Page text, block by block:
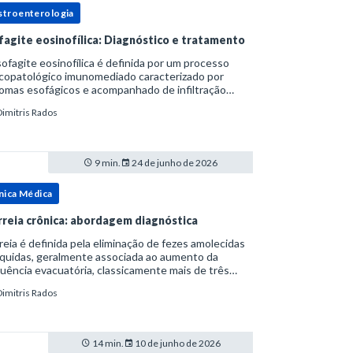
eosinofílica: Diagnóstico e tratamento
eosinofílica é definida por um processo
imunomediado caracterizado por
esofágicos e acompanhado de infiltração
do espectro da doença do refluxo gastr
Rados
9 min. 24 de junho de 2026
Médica
crônica: abordagem diagnóstica
é definida pela eliminação de fezes amolecidas
geralmente associada ao aumento da
evacuatória, classicamente mais de três
a consistência das fezes costuma s
Rados
14 min. 10 de junho de 2026